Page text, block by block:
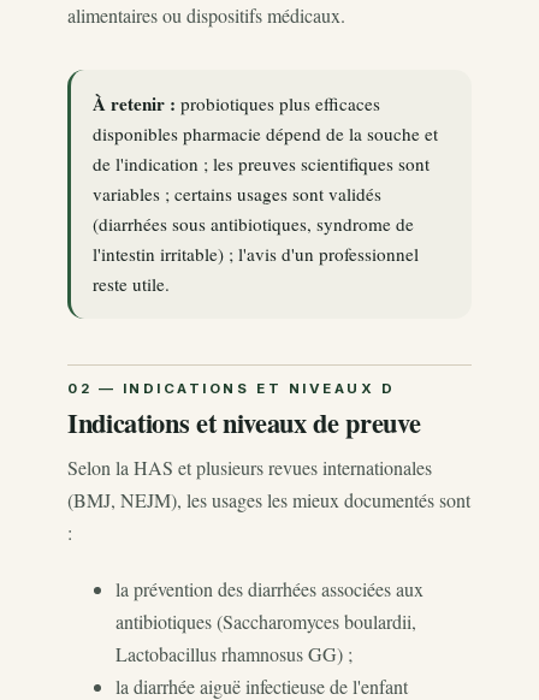
alimentaires ou dispositifs médicaux.
À retenir : probiotiques plus efficaces
disponibles pharmacie dépend de la souche et
de l'indication ; les preuves scientifiques sont
variables ; certains usages sont validés
(diarrhées sous antibiotiques, syndrome de
l'intestin irritable) ; l'avis d'un professionnel
reste utile.
Indications et niveaux de preuve
Selon la HAS et plusieurs revues internationales
(BMJ, NEJM), les usages les mieux documentés sont
:
la prévention des diarrhées associées aux
antibiotiques (Saccharomyces boulardii,
Lactobacillus rhamnosus GG) ;
la diarrhée aiguë infectieuse de l'enfant